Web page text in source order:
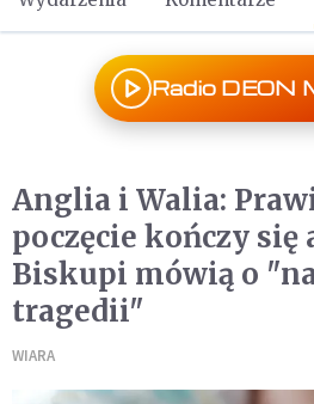
Radio DEON
Anglia i Walia:
poczęcie kończy się
Biskupi mówią o
tragedii"
WIARA